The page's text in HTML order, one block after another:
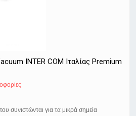
INTER COM Ιταλίας Premium
συνιστώνται για τα μικρά σημεία